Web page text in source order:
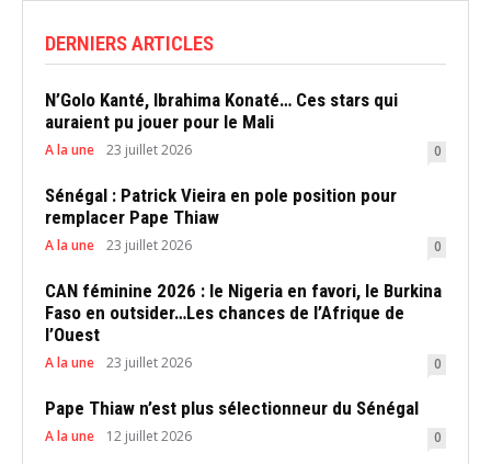
DERNIERS ARTICLES
N’Golo Kanté, Ibrahima Konaté… Ces stars qui
auraient pu jouer pour le Mali
A la une 23 juillet 2026 0
Sénégal : Patrick Vieira en pole position pour
remplacer Pape Thiaw
A la une 23 juillet 2026 0
CAN féminine 2026 : le Nigeria en favori, le Burkina
Faso en outsider…Les chances de l’Afrique de
l’Ouest
A la une 23 juillet 2026 0
Pape Thiaw n’est plus sélectionneur du Sénégal
A la une 12 juillet 2026 0